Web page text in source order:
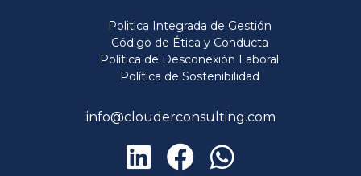
Politica Integrada de Gestión
Código de Ética y Conducta
Política de Desconexión Laboral
Política de Sostenibilidad
info@clouderconsulting.com